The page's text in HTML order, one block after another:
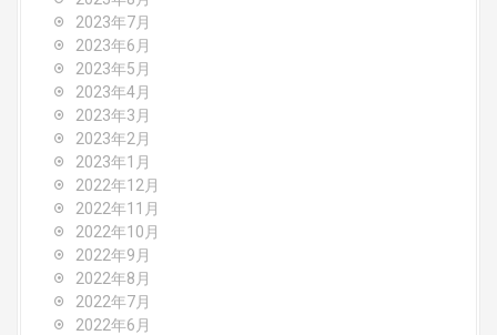
2023年7月
2023年6月
2023年5月
2023年4月
2023年3月
2023年2月
2023年1月
2022年12月
2022年11月
2022年10月
2022年9月
2022年8月
2022年7月
2022年6月